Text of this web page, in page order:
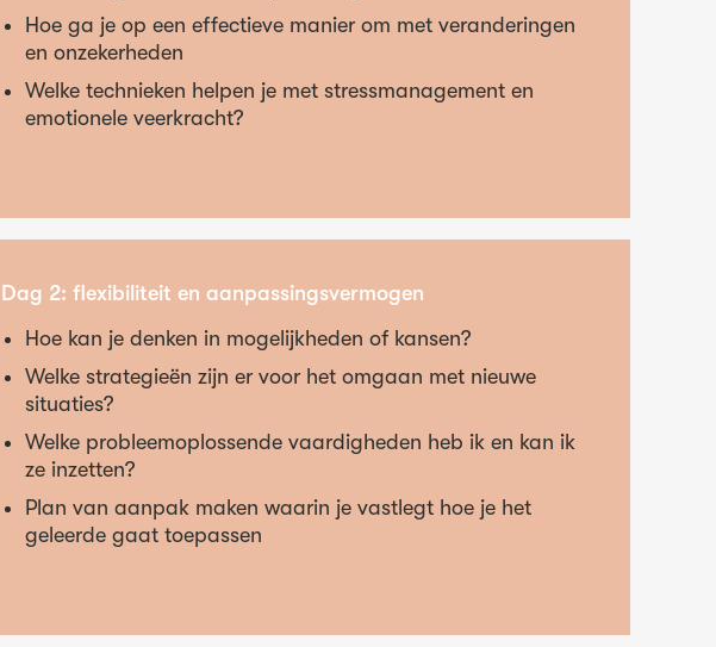
Hoe ga je op een effectieve manier om met veranderingen
en onzekerheden
Welke technieken helpen je met stressmanagement en
emotionele veerkracht?
Dag 2: flexibiliteit en aanpassingsvermogen
Hoe kan je denken in mogelijkheden of kansen?
Welke strategieën zijn er voor het omgaan met nieuwe
situaties?
Welke probleemoplossende vaardigheden heb ik en kan ik
ze inzetten?
Plan van aanpak maken waarin je vastlegt hoe je het
geleerde gaat toepassen